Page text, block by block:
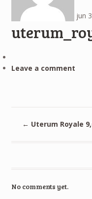
jun
Leave a comment
← Uterum Royale
No comments yet.